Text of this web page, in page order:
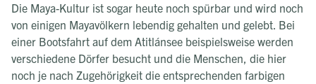
Die Maya-Kultur ist sogar heute noch spürbar und wird noch
von einigen Mayavölkern lebendig gehalten und gelebt. Bei
einer Bootsfahrt auf dem Atitlánsee beispielsweise werden
verschiedene Dörfer besucht und die Menschen, die hier
noch je nach Zugehörigkeit die entsprechenden farbigen